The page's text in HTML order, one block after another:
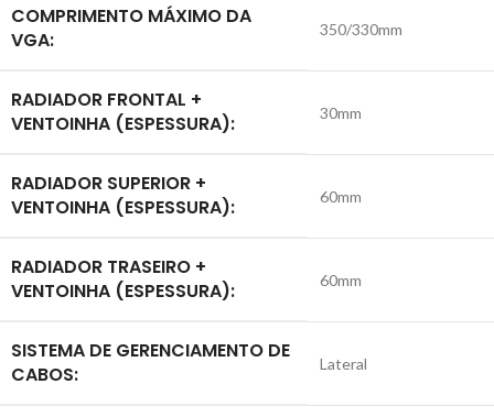
COMPRIMENTO MÁXIMO DA
VGA:
350/330mm
RADIADOR FRONTAL +
VENTOINHA (ESPESSURA):
30mm
RADIADOR SUPERIOR +
VENTOINHA (ESPESSURA):
60mm
RADIADOR TRASEIRO +
VENTOINHA (ESPESSURA):
60mm
SISTEMA DE GERENCIAMENTO DE
CABOS:
Lateral